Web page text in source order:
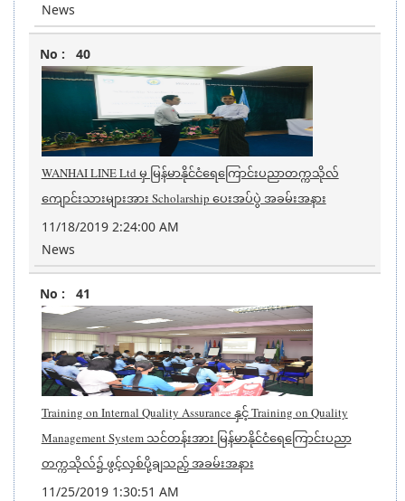
News
40
WANHAI LINE Ltd မှ မြန်မာနိုင်ငံရေကြောင်းပညာတက္ကသိုလ်
ကျောင်းသားများအား Scholarship ပေးအပ်ပွဲ အခမ်းအနား
11/18/2019 2:24:00 AM
News
41
Training on Internal Quality Assurance နှင့် Training on Quality
Management System သင်တန်းအား မြန်မာနိုင်ငံရေကြောင်းပညာ
တက္ကသိုလ်၌ ဖွင့်လှစ်ပို့ချသည့် အခမ်းအနား
11/25/2019 1:30:51 AM